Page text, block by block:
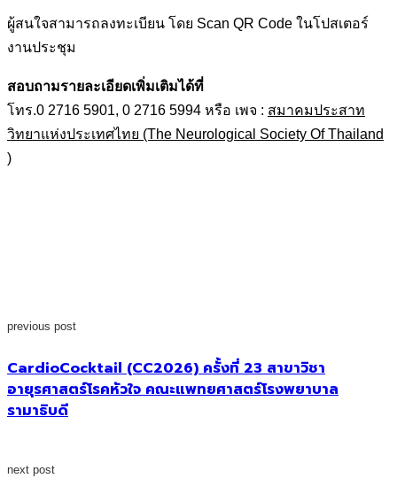
ผู้สนใจสามารถลงทะเบียน โดย Scan QR Code ในโปสเตอร์
งานประชุม
สอบถามรายละเอียดเพิ่มเติมได้ที่
โทร.0 2716 5901, 0 2716 5994 หรือ เพจ : สมาคมประสาท
วิทยาแห่งประเทศไทย (The Neurological Society Of Thailand
)
previous post
CardioCocktail (CC2026) ครั้งที่ 23 สาขาวิชา
อายุรศาสตร์โรคหัวใจ คณะแพทยศาสตร์โรงพยาบาล
รามาธิบดี
next post